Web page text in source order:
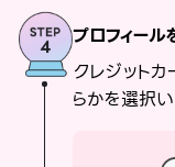
プロフィー
クレジットカ
らかを選択い